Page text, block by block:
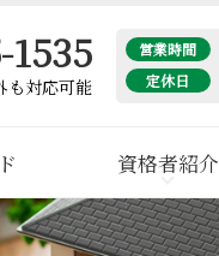
1535
も対応可能
営業時間
定休日
資格者紹介